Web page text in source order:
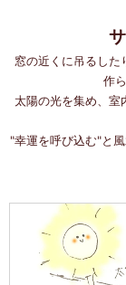
窓の近くに吊るした
作
太陽の光を集め、室
"幸運を呼び込む"と